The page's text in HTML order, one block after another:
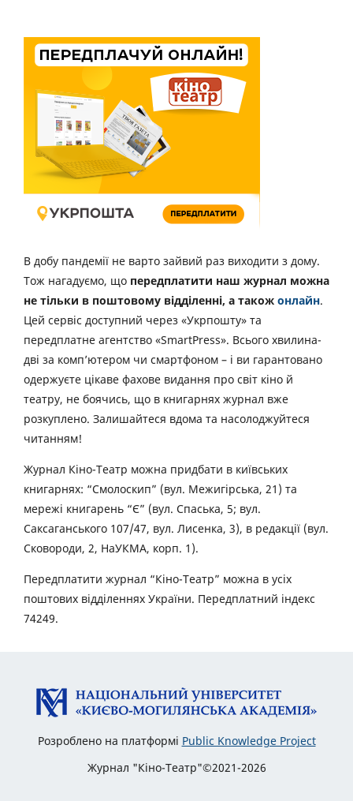
В добу пандемії не варто зайвий раз виходити з дому.
Тож нагадуємо, що передплатити наш журнал можна
не тільки в поштовому відділенні, а також онлайн.
Цей сервіс доступний через «Укрпошту» та
передплатне агентство «SmartPress». Всього хвилина-
дві за комп’ютером чи смартфоном – і ви гарантовано
одержуєте цікаве фахове видання про світ кіно й
театру, не боячись, що в книгарнях журнал вже
розкуплено. Залишайтеся вдома та насолоджуйтеся
читанням!
Журнал Кіно-Театр можна придбати в київських
книгарнях: “Смолоскип” (вул. Межигірська, 21) та
мережі книгарень “Є” (вул. Спаська, 5; вул.
Саксаганського 107/47, вул. Лисенка, 3), в редакції (вул.
Сковороди, 2, НаУКМА, корп. 1).
Передплатити журнал “Кіно-Театр” можна в усіх
поштових відділеннях України. Передплатний індекс
74249.
Розроблено на платформі Public Knowledge Project
Журнал "Кіно-Театр"©2021-2026